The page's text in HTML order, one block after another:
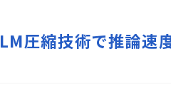
縮技術で推論速